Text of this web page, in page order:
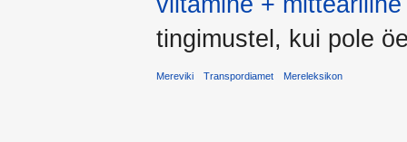
tingimustel, kui pole
Mereviki Transpordiamet Mereleksikon